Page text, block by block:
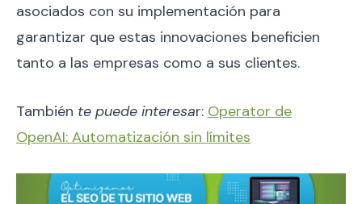
asociados con su implementación para
garantizar que estas innovaciones beneficien
tanto a las empresas como a sus clientes.
También te puede interesar: Operator de
OpenAI: Automatización sin límites